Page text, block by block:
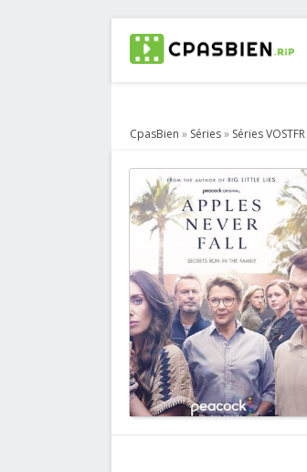
CpasBien » Séries» Séries VOSTFR